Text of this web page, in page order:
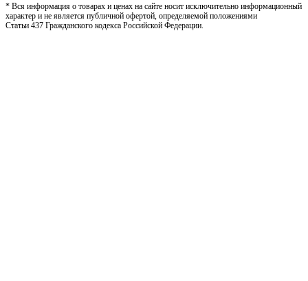
* Вся информация о товарах и ценах на сайте носит исключительно информационный
характер и не является публичной офертой, определяемой положениями
Статьи 437 Гражданского кодекса Российской Федерации.